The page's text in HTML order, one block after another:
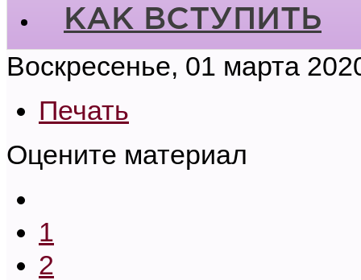
КАК ВСТУПИТЬ
Воскресенье, 01 марта
Печать
Оцените материал
1
2